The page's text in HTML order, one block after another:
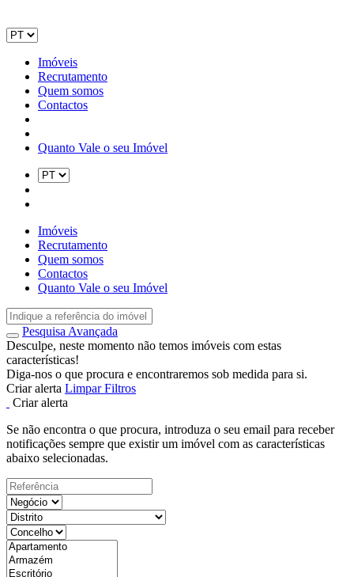
Imóveis
Recrutamento
Quem somos
Contactos
Quanto Vale o seu Imóvel
Imóveis
Recrutamento
Quem somos
Contactos
Quanto Vale o seu Imóvel
Pesquisa Avançada
Desculpe, neste momento não temos imóveis com estas
características!
Diga-nos o que procura e encontraremos sob medida para si.
Criar alerta Limpar Filtros
Criar alerta
Se não encontra o que procura, introduza o seu email para receber
notificações sempre que existir um imóvel com as características
abaixo selecionadas.